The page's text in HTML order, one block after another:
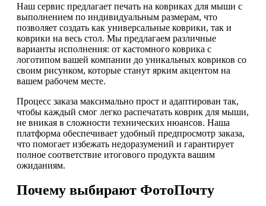
Наш сервис предлагает печать на ковриках для мыши с
выполнением по индивидуальным размерам, что
позволяет создать как универсальные коврики, так и
коврики на весь стол. Мы предлагаем различные
варианты исполнения: от кастомного коврика с
логотипом вашей компании до уникальных ковриков со
своим рисунком, которые станут ярким акцентом на
вашем рабочем месте.
Процесс заказа максимально прост и адаптирован так,
чтобы каждый смог легко распечатать коврик для мыши,
не вникая в сложности технических нюансов. Наша
платформа обеспечивает удобный предпросмотр заказа,
что помогает избежать недоразумений и гарантирует
полное соответствие итогового продукта вашим
ожиданиям.
Почему выбирают ФотоПочту